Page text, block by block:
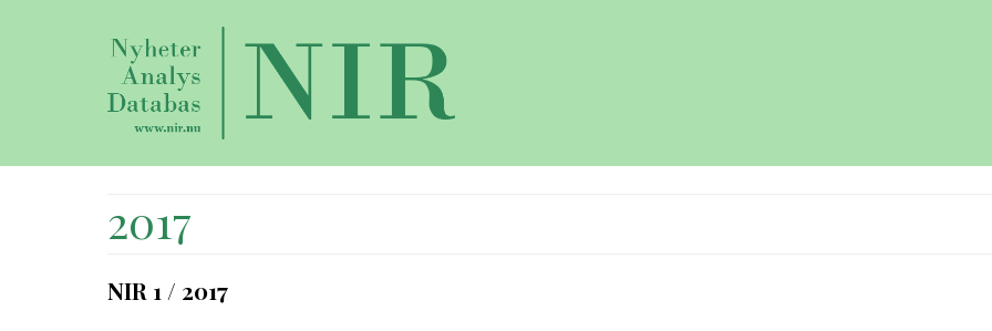
2017
NIR 1 / 2017